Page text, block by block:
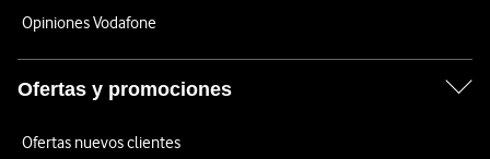
Opiniones Vodafone
Ofertas y promociones
Ofertas nuevos clientes